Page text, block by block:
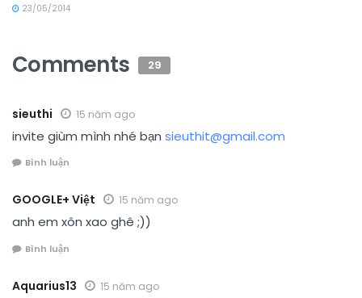
23/05/2014
Comments 29
sieuthi 15 năm ago
invite giùm mình nhé bạn sieuthit@gmail.com
Bình luận
GOOGLE+ Việt 15 năm ago
anh em xôn xao ghê ;))
Bình luận
Aquarius13 15 năm ago